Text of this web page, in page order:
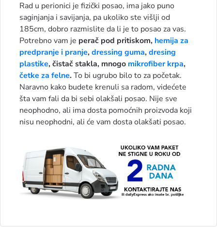
Rad u perionici je fizički posao, ima jako puno
saginjanja i savijanja, pa ukoliko ste višlji od
185cm, dobro razmislite da li je to posao za vas.
Potrebno vam je perač pod pritiskom, hemija za
predpranje i pranje, dressing guma, dresing
plastike, čistač stakla, mnogo mikrofiber krpa,
četke za felne. To bi ugrubo bilo to za početak.
Naravno kako budete krenuli sa radom, videćete
šta vam fali da bi sebi olakšali posao. Nije sve
neophodno, ali ima dosta pomoćnih proizvoda koji
nisu neophodni, ali će vam dosta olakšati posao.